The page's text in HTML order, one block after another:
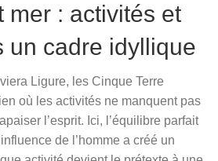
mer : activités et
un cadre idyllique
Ligure, les Cinque Terre
où les activités ne manquent pas
l’esprit. Ici, l’équilibre parfait
de l’homme a créé un